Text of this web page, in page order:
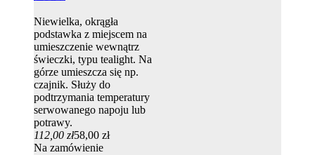
Niewielka, okrągła
podstawka z miejscem na
umieszczenie wewnątrz
świeczki, typu tealight. Na
górze umieszcza się np.
czajnik. Służy do
podtrzymania temperatury
serwowanego napoju lub
potrawy.
112,00 zł58,00 zł
Na zamówienie